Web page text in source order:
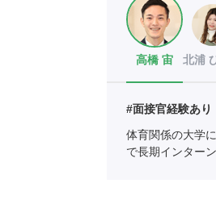
高橋 宙 北浦
#面接官経験あり
体育関係の大学
で長期インター